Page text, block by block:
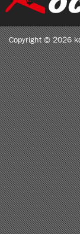
Copyright © 2026